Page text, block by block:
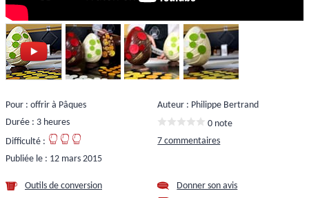
Pour : offrir à Pâques
Durée : 3 heures
Difficulté :
Publiée le : 12 mars 2015
Auteur : Philippe Bertrand
0 note
7 commentaires
Outils de conversion
Donner son avis